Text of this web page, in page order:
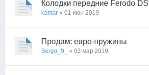
Колодки передние Ferodo
kamar » 01 июн 2019
Продам: евро-пружины
Sergo_9_ » 03 мар 2019